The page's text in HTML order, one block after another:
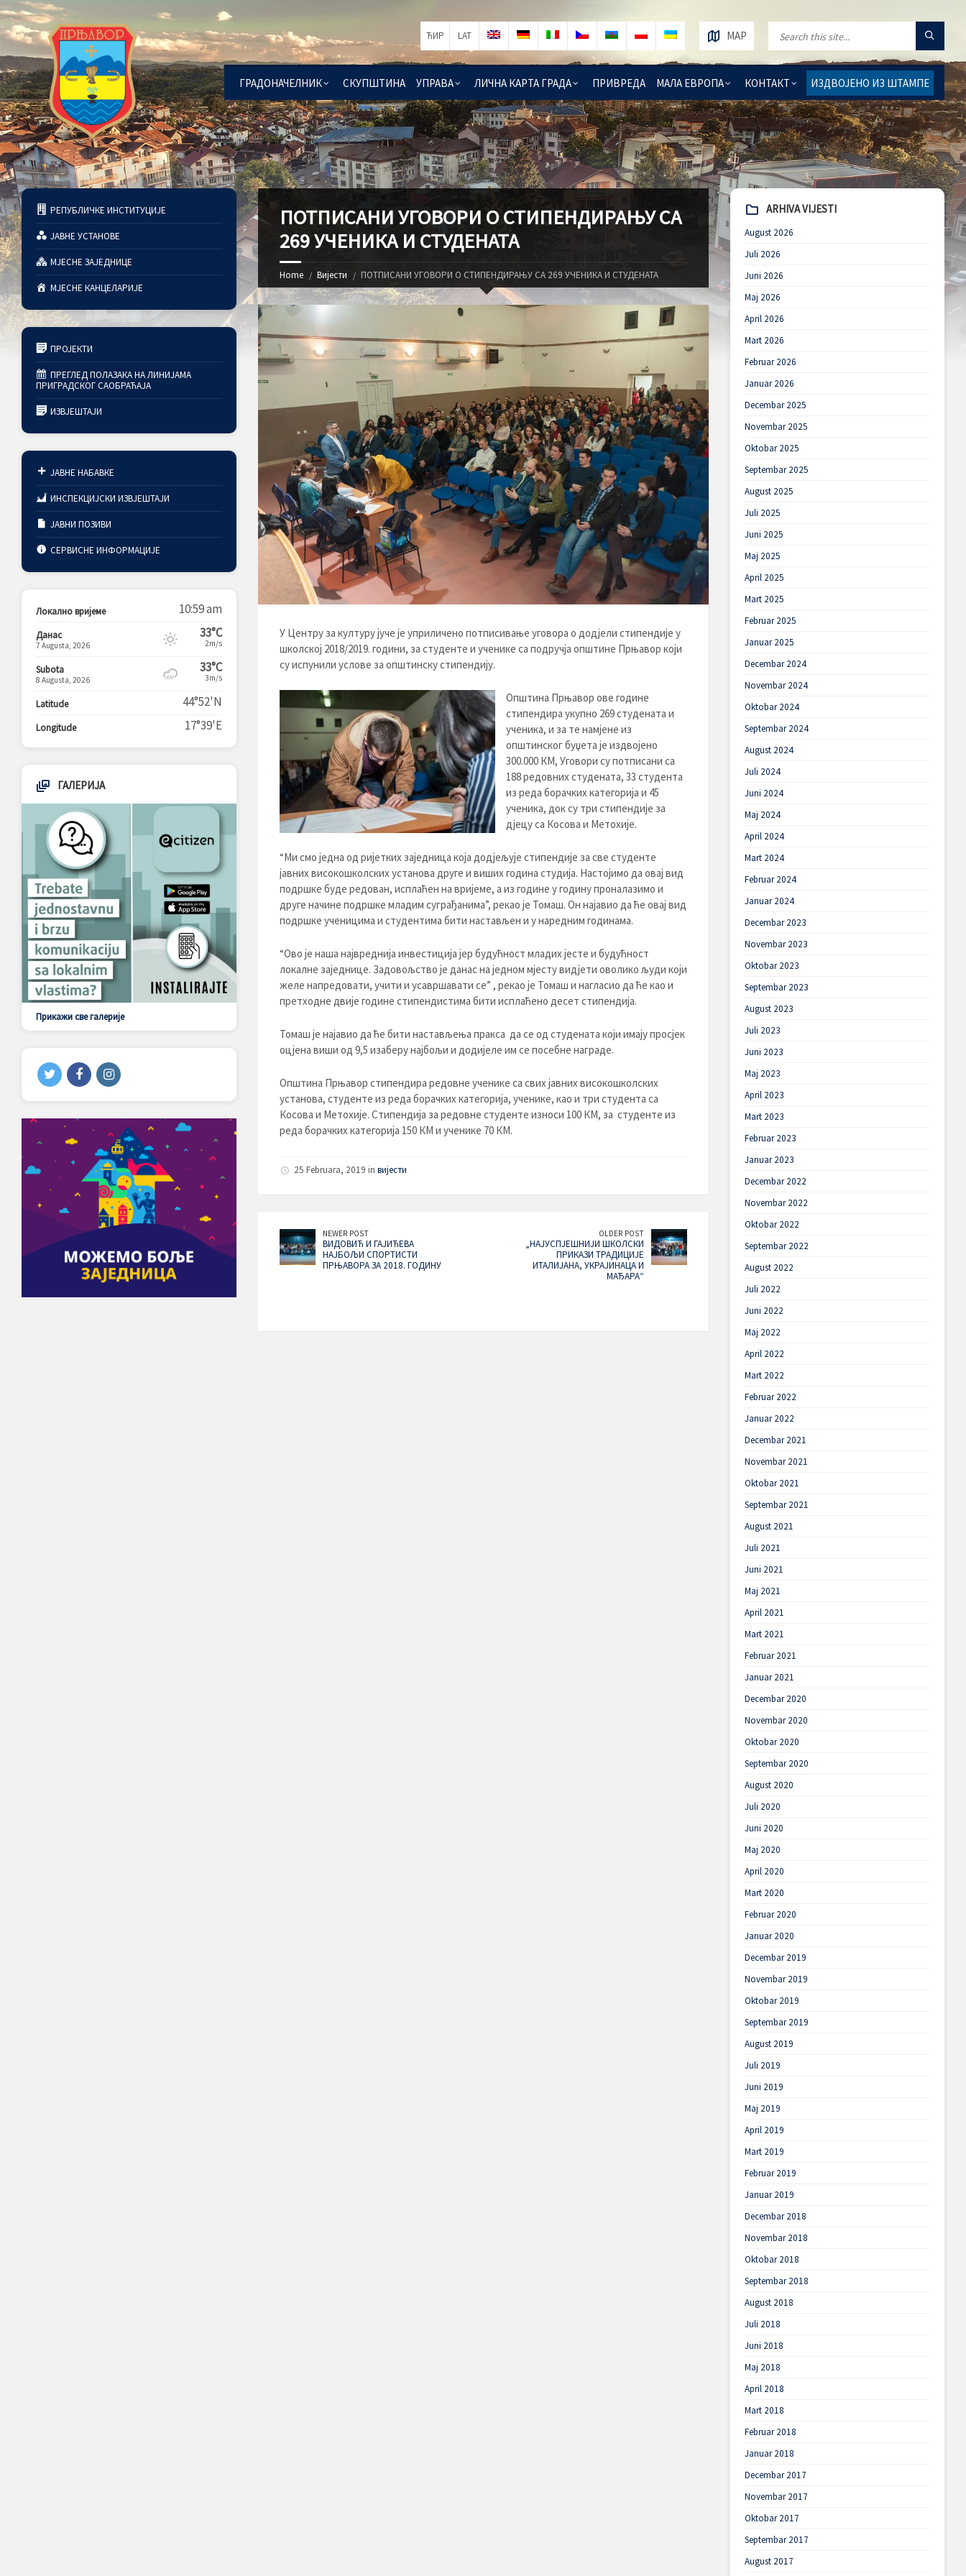
ГРАДОНАЧЕЛНИК СКУПШТИНА УПРАВА ЛИЧНА КАРТА ГРАДА ПРИВРЕДА МАЛА ЕВРОПА КОНТАКТ ИЗДВОЈЕНО ИЗ ШТАМПЕ
MAP
ЋИР LAT
ПОТПИСАНИ УГОВОРИ О СТИПЕНДИРАЊУ СА
269 УЧЕНИКА И СТУДЕНАТА
Home Вијести ПОТПИСАНИ УГОВОРИ О СТИПЕНДИРАЊУ СА 269 УЧЕНИКА И СТУДЕНАТА
У Центру за културу јуче је уприличено потписивање уговора о додјели стипендије у
школској 2018/2019. години, за студенте и ученике са подручја општине Прњавор који
су испунили услове за општинску стипендију.
Општина Прњавор ове године
стипендира укупно 269 студената и
ученика, и за те намјене из
општинског буџета је издвојено
300.000 КМ, Уговори су потписани са
188 редовних студената, 33 студента
из реда борачких категорија и 45
ученика, док су три стипендије за
дјецу са Косова и Метохије.
“Ми смо једна од ријетких заједница која додјељује стипендије за све студенте
јавних високошколских установа друге и виших година студија. Настојимо да овај вид
подршке буде редован, исплаћен на вријеме, а из године у годину проналазимо и
друге начине подршке младим суграђанима”, рекао је Томаш. Он најавио да ће овај вид
подршке ученицима и студентима бити настављен и у наредним годинама.
“Ово је наша највреднија инвестиција јер будућност младих јесте и будућност
локалне заједнице. Задовољство је данас на једном мјесту видјети оволико људи који
желе напредовати, учити и усавршавати се” , рекао је Томаш и нагласио да ће као и
претходне двије године стипендистима бити исплаћено десет стипендија.
Томаш је најавио да ће бити настављења пракса да се од студената који имају просјек
оцјена виши од 9,5 изаберу најбољи и додијеле им се посебне награде.
Општина Прњавор стипендира редовне ученике са свих јавних високошколских
установа, студенте из реда борачких категорија, ученике, као и три студента са
Косова и Метохије. Стипендија за редовне студенте износи 100 КМ, за студенте из
реда борачких категорија 150 КМ и ученике 70 КМ.
25 Februara, 2019 in вијести
NEWER POST
ВИДОВИЋ И ГАЈИЋЕВА
НАЈБОЉИ СПОРТИСТИ
ПРЊАВОРА ЗА 2018. ГОДИНУ
OLDER POST
„НАЈУСПЈЕШНИЈИ ШКОЛСКИ
ПРИКАЗИ ТРАДИЦИЈЕ
ИТАЛИЈАНА, УКРАЈИНАЦА И
МАЂАРА“
РЕПУБЛИЧКЕ ИНСТИТУЦИЈЕ
ЈАВНЕ УСТАНОВЕ
МЈЕСНЕ ЗАЈЕДНИЦЕ
МЈЕСНЕ КАНЦЕЛАРИЈЕ
ПРОЈЕКТИ
ПРЕГЛЕД ПОЛАЗАКА НА ЛИНИЈАМА
ПРИГРАДСКОГ САОБРАЋАЈА
ИЗВЈЕШТАЈИ
ЈАВНЕ НАБАВКЕ
ИНСПЕКЦИЈСКИ ИЗВЈЕШТАЈИ
ЈАВНИ ПОЗИВИ
СЕРВИСНЕ ИНФОРМАЦИЈЕ
Локално вријеме 10:59 am
Данас
7 Augusta, 2026
33°C
2m/s
Subota
8 Augusta, 2026
33°C
3m/s
Latitude 44°52'N
Longitude 17°39'E
ГАЛЕРИЈА
Прикажи све галерије
ARHIVA VIJESTI
August 2026
Juli 2026
Juni 2026
Maj 2026
April 2026
Mart 2026
Februar 2026
Januar 2026
Decembar 2025
Novembar 2025
Oktobar 2025
Septembar 2025
August 2025
Juli 2025
Juni 2025
Maj 2025
April 2025
Mart 2025
Februar 2025
Januar 2025
Decembar 2024
Novembar 2024
Oktobar 2024
Septembar 2024
August 2024
Juli 2024
Juni 2024
Maj 2024
April 2024
Mart 2024
Februar 2024
Januar 2024
Decembar 2023
Novembar 2023
Oktobar 2023
Septembar 2023
August 2023
Juli 2023
Juni 2023
Maj 2023
April 2023
Mart 2023
Februar 2023
Januar 2023
Decembar 2022
Novembar 2022
Oktobar 2022
Septembar 2022
August 2022
Juli 2022
Juni 2022
Maj 2022
April 2022
Mart 2022
Februar 2022
Januar 2022
Decembar 2021
Novembar 2021
Oktobar 2021
Septembar 2021
August 2021
Juli 2021
Juni 2021
Maj 2021
April 2021
Mart 2021
Februar 2021
Januar 2021
Decembar 2020
Novembar 2020
Oktobar 2020
Septembar 2020
August 2020
Juli 2020
Juni 2020
Maj 2020
April 2020
Mart 2020
Februar 2020
Januar 2020
Decembar 2019
Novembar 2019
Oktobar 2019
Septembar 2019
August 2019
Juli 2019
Juni 2019
Maj 2019
April 2019
Mart 2019
Februar 2019
Januar 2019
Decembar 2018
Novembar 2018
Oktobar 2018
Septembar 2018
August 2018
Juli 2018
Juni 2018
Maj 2018
April 2018
Mart 2018
Februar 2018
Januar 2018
Decembar 2017
Novembar 2017
Oktobar 2017
Septembar 2017
August 2017